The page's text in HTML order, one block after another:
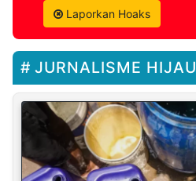
Laporkan Hoaks
JURNALISME HIJAU